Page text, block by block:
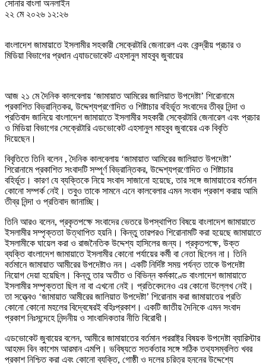
সোনার বাংলা অনলাইন
২২ মে ২০২৬ ১২:২৬
বাংলাদেশ জামায়াতে ইসলামীর সহকারী সেক্রেটারি জেনারেল এবং কেন্দ্রীয় প্রচার ও
মিডিয়া বিভাগের প্রধান এ্যাডভোকেট এহসানুল মাহবুব জুবায়ের
আজ ২১ মে দৈনিক কালবেলায় ‘জামায়াত আমিরের জালিয়াত উপদেষ্টা’ শিরোনামে
প্রকাশিত বিভ্রান্তিকর, উদ্দেশ্যপ্রণোদিত ও শিষ্টাচার বহির্ভূত সংবাদের তীব্র নিন্দা ও
প্রতিবাদ জানিয়ে বাংলাদেশ জামায়াতে ইসলামীর সহকারী সেক্রেটারি জেনারেল এবং প্রচার
ও মিডিয়া বিভাগের সেক্রেটারি এডভোকেট এহসানুল মাহবুব জুবায়ের এক বিবৃতি
দিয়েছেন।
বিবৃতিতে তিনি বলেন , দৈনিক কালবেলায় ‘জামায়াত আমিরের জালিয়াত উপদেষ্টা’
শিরোনামে প্রকাশিত সংবাদটি সম্পূর্ণ বিভ্রান্তিকর, উদ্দেশ্যপ্রণোদিত ও শিষ্টাচার
বহির্ভূত। কারণ যে ব্যক্তিকে নিয়ে সংবাদ সাজানো হয়েছে, তার সঙ্গে জামায়াতের বর্তমান
কোনো সম্পর্ক নেই। তবুও তাকে সামনে এনে কালবেলার এমন সংবাদ প্রকাশ করায় আমি
তীব্র নিন্দা ও প্রতিবাদ জানাচ্ছি।
তিনি আরও বলেন, প্রকৃতপক্ষে সংবাদের ভেতরে উপস্থাপিত বিষয়ে বাংলাদেশ জামায়াতে
ইসলামীর সম্পৃক্ততা উত্থাপিত হয়নি। কিন্তু তারপরও শিরোনামটি করা হয়েছে জামায়াতে
ইসলামীকে ঘায়েল করা ও রাজনৈতিক উদ্দেশ্য হাসিলের জন্য। প্রকৃতপক্ষে, উক্ত
ব্যক্তি বাংলাদেশ জামায়াতে ইসলামীর কোনো পর্যায়ের কর্মী বা নেতা ছিলেন না। তিনি
বর্তমানে জামায়াত আমীরের উপদেষ্টাও নন। একটি নির্দিষ্ট সময় পর্যন্ত তাকে উপদেষ্টা
নিয়োগ দেয়া হয়েছিল। কিন্তু তার অতীত ও বিভিন্ন কর্মকাণ্ডে বাংলাদেশ জামায়াতে
ইসলামীর সম্পৃক্ততা ছিল না বা এখনো নেই। প্রতিবেদনেও এর কোনো উল্লেখ নেই।
তা সত্ত্বেও ‘জামায়াত আমীরের জালিয়াত উপদেষ্টা’ শিরোনাম করা জামায়াতের প্রতি
কোনো কোনো মহলের বিদ্বেষেরই বহিঃপ্রকাশ। একটি জাতীয় দৈনিকে এমন সংবাদ
প্রকাশ নিঃসন্দেহে নিন্দনীয় ও সাংবাদিকতার নীতি বিরোধী।
এডভোকেট জুবায়ের বলেন, আমীরে জামায়াতের বর্তমান পররাষ্ট্র বিষয়ক উপদেষ্টা ব্যারিস্টার
আহমদ বিন কাশেম আরমান এমপি। ভবিষ্যতে সতর্কতার সঙ্গে সঠিক তথ্যসম্বলিত খবর
প্রকাশ নিশ্চিত করা এবং কোনো ব্যক্তি, গোষ্ঠী ও দলের চরিত্র হননের উদ্দেশ্যে